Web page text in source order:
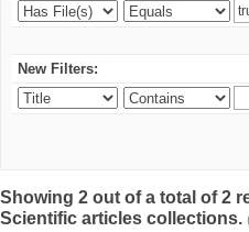
New Filters:
Showing 2 out of a total of 2
Scientific articles collections.